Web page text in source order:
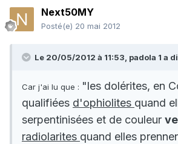
Next50MY
Posté(e) 20 mai 2012
Le 20/05/2012 à 11:53, padola 1 a
Car j'ai lu que : "les dolérites, en
qualifiées d'ophiolites quand
serpentinisées et de couleur
radiolarites quand elles